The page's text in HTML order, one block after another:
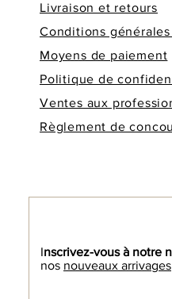
Livraison et retours
Conditions
Moyens de paiement
Politique de
Ventes aux
Règlement de
Inscrivez-vous à notre
nos nouveaux arrivages